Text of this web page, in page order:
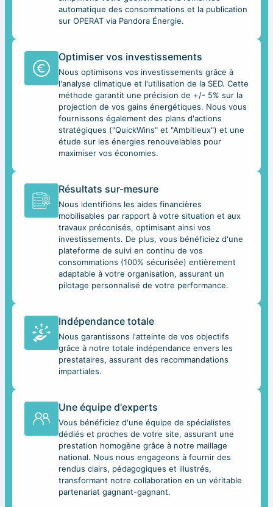
automatique des consommations et la publication
sur OPERAT via Pandora Énergie.
Optimiser vos investissements
Nous optimisons vos investissements grâce à
l'analyse climatique et l'utilisation de la SED. Cette
méthode garantit une précision de +/- 5% sur la
projection de vos gains énergétiques. Nous vous
fournissons également des plans d'actions
stratégiques ("QuickWins" et "Ambitieux") et une
étude sur les énergies renouvelables pour
maximiser vos économies.
Résultats sur-mesure
Nous identifions les aides financières
mobilisables par rapport à votre situation et aux
travaux préconisés, optimisant ainsi vos
investissements. De plus, vous bénéficiez d'une
plateforme de suivi en continu de vos
consommations (100% sécurisée) entièrement
adaptable à votre organisation, assurant un
pilotage personnalisé de votre performance.
Indépendance totale
Nous garantissons l'atteinte de vos objectifs
grâce à notre totale indépendance envers les
prestataires, assurant des recommandations
impartiales.
Une équipe d'experts
Vous bénéficiez d'une équipe de spécialistes
dédiés et proches de votre site, assurant une
prestation homogène grâce à notre maillage
national. Nous nous engageons à fournir des
rendus clairs, pédagogiques et illustrés,
transformant notre collaboration en un véritable
partenariat gagnant-gagnant.